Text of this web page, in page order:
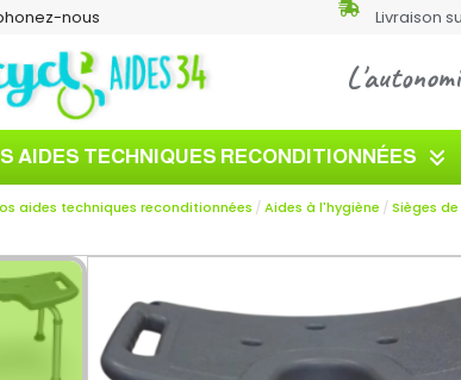
nous Livraison
AIDES TECHNIQUES RECONDITIONNÉES
aides techniques reconditionnées Aides à l'hygiène Sièges